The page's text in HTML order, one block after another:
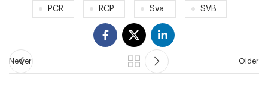
PCR RCP Sva SVB
Newer Older